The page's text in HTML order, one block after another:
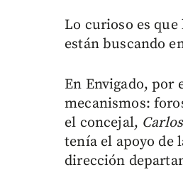
Lo curioso es
están buscando
En Envigado, por
mecanismos:
el concejal,
tenía el apoyo de
dirección